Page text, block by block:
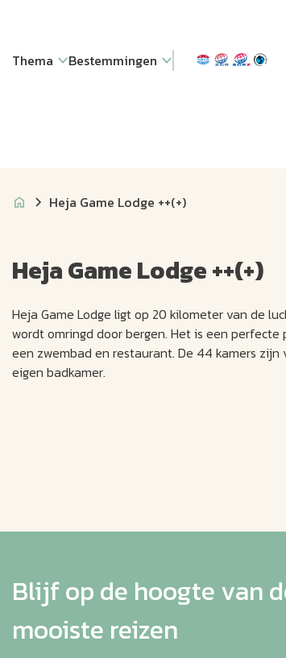
Thema Bestemmingen
Heja Game Lodge ++(+)
Heja Game Lodge ++(+)
Heja Game Lodge ligt op 20 kilometer van de
wordt omringd door bergen. Het is een
een zwembad en restaurant. De 44 kamers
eigen badkamer.
Blijf op de hoogte van
mooiste reizen